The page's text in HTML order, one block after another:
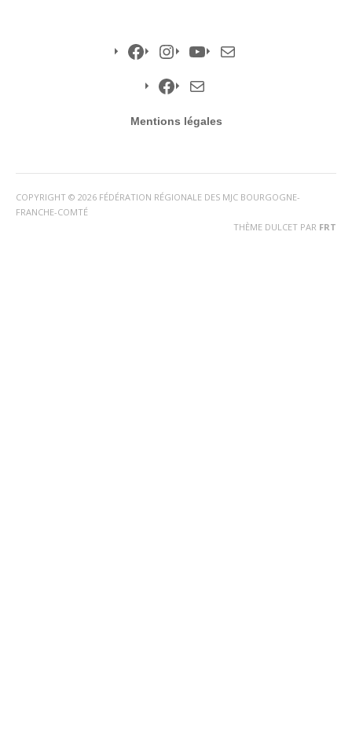
Mentions légales
COPYRIGHT © 2026 FÉDÉRATION RÉGIONALE DES MJC BOURGOGNE-
FRANCHE-COMTÉ
THÈME DULCET PAR FRT